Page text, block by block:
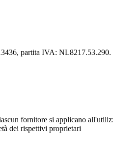
partita IVA:
fornitore si applicano
dei rispettivi proprietari